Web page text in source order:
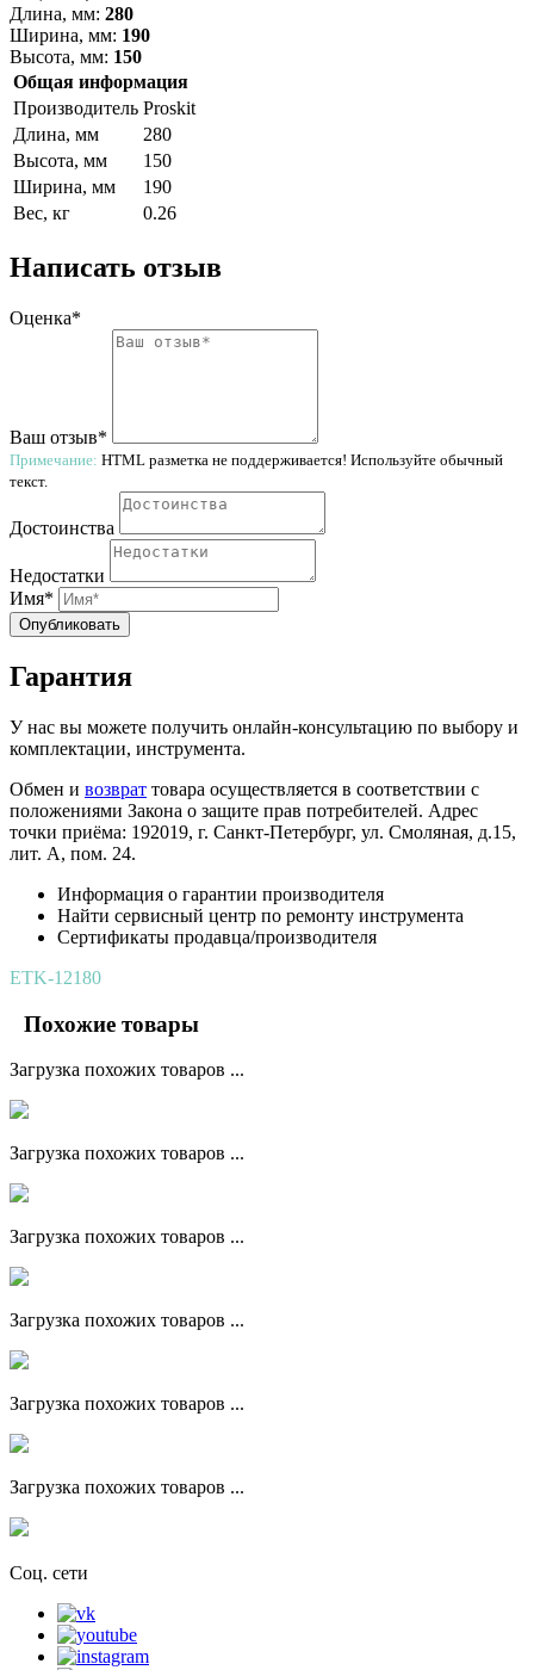
Длина, мм: 280
Ширина, мм: 190
Высота, мм: 150
Общая информация
Производитель Proskit
Длина, мм
280
Высота, мм
150
Ширина, мм
190
Вес, кг
0.26
Написать отзыв
Оценка*
Ваш отзыв*
Примечание: HTML разметка не поддерживается! Используйте обычный
текст.
Достоинства
Недостатки
Имя*
Опубликовать
Гарантия
У нас вы можете получить онлайн-консультацию по выбору и
комплектации, инструмента.
Обмен и возврат товара осуществляется в соответствии с
положениями Закона о защите прав потребителей. Адрес
точки приёма: 192019, г. Санкт-Петербург, ул. Смоляная, д.15,
лит. А, пом. 24.
Информация о гарантии производителя
Найти сервисный центр по ремонту инструмента
Сертификаты продавца/производителя
ETK-12180
Похожие товары
Загрузка похожих товаров ...
Загрузка похожих товаров ...
Загрузка похожих товаров ...
Загрузка похожих товаров ...
Загрузка похожих товаров ...
Загрузка похожих товаров ...
Соц. сети